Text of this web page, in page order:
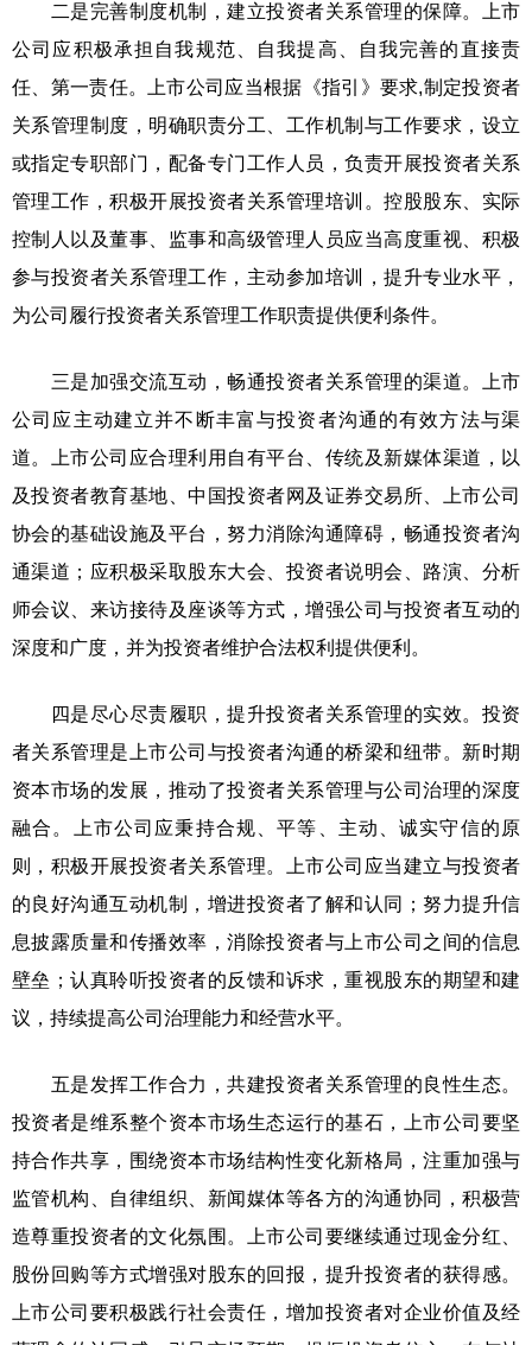
二是完善制度机制，建立投资者关系管理的保障。上市
公司应积极承担自我规范、自我提高、自我完善的直接责
任、第一责任。上市公司应当根据《指引》要求,制定投资者
关系管理制度，明确职责分工、工作机制与工作要求，设立
或指定专职部门，配备专门工作人员，负责开展投资者关系
管理工作，积极开展投资者关系管理培训。控股股东、实际
控制人以及董事、监事和高级管理人员应当高度重视、积极
参与投资者关系管理工作，主动参加培训，提升专业水平，
为公司履行投资者关系管理工作职责提供便利条件。
三是加强交流互动，畅通投资者关系管理的渠道。上市
公司应主动建立并不断丰富与投资者沟通的有效方法与渠
道。上市公司应合理利用自有平台、传统及新媒体渠道，以
及投资者教育基地、中国投资者网及证券交易所、上市公司
协会的基础设施及平台，努力消除沟通障碍，畅通投资者沟
通渠道；应积极采取股东大会、投资者说明会、路演、分析
师会议、来访接待及座谈等方式，增强公司与投资者互动的
深度和广度，并为投资者维护合法权利提供便利。
四是尽心尽责履职，提升投资者关系管理的实效。投资
者关系管理是上市公司与投资者沟通的桥梁和纽带。新时期
资本市场的发展，推动了投资者关系管理与公司治理的深度
融合。上市公司应秉持合规、平等、主动、诚实守信的原
则，积极开展投资者关系管理。上市公司应当建立与投资者
的良好沟通互动机制，增进投资者了解和认同；努力提升信
息披露质量和传播效率，消除投资者与上市公司之间的信息
壁垒；认真聆听投资者的反馈和诉求，重视股东的期望和建
议，持续提高公司治理能力和经营水平。
五是发挥工作合力，共建投资者关系管理的良性生态。
投资者是维系整个资本市场生态运行的基石，上市公司要坚
持合作共享，围绕资本市场结构性变化新格局，注重加强与
监管机构、自律组织、新闻媒体等各方的沟通协同，积极营
造尊重投资者的文化氛围。上市公司要继续通过现金分红、
股份回购等方式增强对股东的回报，提升投资者的获得感。
上市公司要积极践行社会责任，增加投资者对企业价值及经